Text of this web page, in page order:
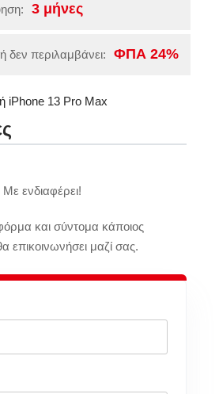
3 μήνες
δεν περιλαμβάνει: ΦΠΑ 24%
iPhone 13 Pro Max
Με ενδιαφέρει!
και σύντομα κάποιος
μαζί σας.